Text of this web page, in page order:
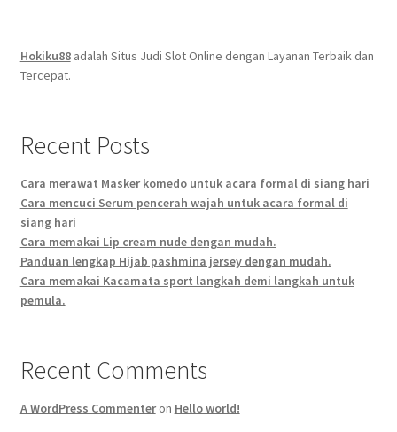
Hokiku88adalah Situs Judi Slot Online dengan Layanan Terbaik dan
Tercepat.
Recent Posts
Cara merawat Masker komedo untuk acara formal di siang hari
Cara mencuci Serum pencerah wajah untuk acara formal di
siang hari
Cara memakai Lip cream nude dengan mudah.
Panduan lengkap Hijab pashmina jersey dengan mudah.
Cara memakai Kacamata sport langkah demi langkah untuk
pemula.
Recent Comments
A WordPress Commenteron Hello world!